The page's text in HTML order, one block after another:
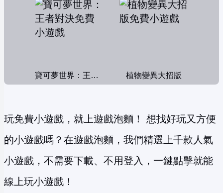
寶可夢世界：王者對決 植物變異大招版
玩免費小遊戲，就上遊戲泡麵！ 想找好玩又方便
的小遊戲嗎？在遊戲泡麵，我們精選上千款人氣
小遊戲，不需要下載、不用登入，一鍵點擊就能
線上玩小遊戲！